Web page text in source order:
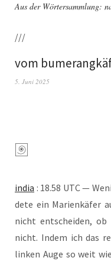
Aus der Wörtersammlung:
///
vom
5. Juni 2025
india : 18.58 UTC —
de­te ein Mari­en­kä­fer
nicht ent­schei­den,
nicht. Indem ich das
lin­ken Auge so weit